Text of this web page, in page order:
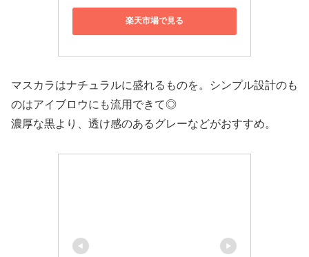
楽天市場で見る
マスカラはナチュラルに盛れるものを。シンプル設計のも
のはアイブロウにも流用できて◎
濃厚な黒より、透け感のあるグレーなどがおすすめ。